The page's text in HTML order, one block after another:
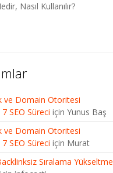
Nasıl Kullanılır?
ve Domain Otoritesi
SEO Süreci için Yunus Baş
ve Domain Otoritesi
SEO Süreci için Murat
Sıralama Yükseltme